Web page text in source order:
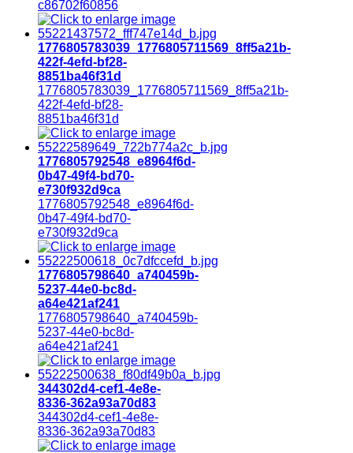
c86702f60856
1776805783039_1776805711569_8ff5a21b-
422f-4efd-bf28-
8851ba46f31d
1776805783039_1776805711569_8ff5a21b-
422f-4efd-bf28-
8851ba46f31d
1776805792548_e8964f6d-
0b47-49f4-bd70-
e730f932d9ca
1776805792548_e8964f6d-
0b47-49f4-bd70-
e730f932d9ca
1776805798640_a740459b-
5237-44e0-bc8d-
a64e421af241
1776805798640_a740459b-
5237-44e0-bc8d-
a64e421af241
344302d4-cef1-4e8e-
8336-362a93a70d83
344302d4-cef1-4e8e-
8336-362a93a70d83